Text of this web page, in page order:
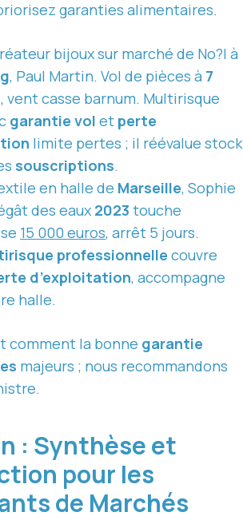
garanties alimentaires.
bijoux sur marché de No?l à
, Paul Martin. Vol de pièces à 7
, vent casse barnum. Multirisque
garantie vol et perte
limite pertes ; il réévalue stock
souscriptions.
en halle de Marseille, Sophie
des eaux 2023 touche
15 000 euros, arrêt 5 jours.
professionnelle couvre
d’exploitation, accompagne
halle.
comment la bonne garantie
majeurs ; nous recommandons
: Synthèse et
pour les
de Marchés